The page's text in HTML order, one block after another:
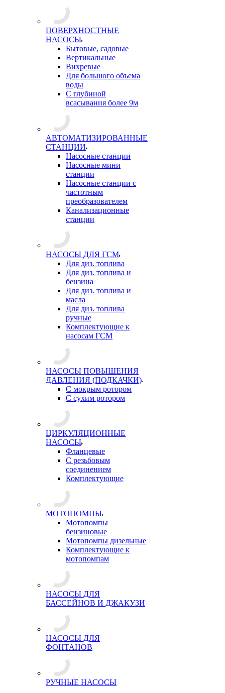
ПОВЕРХНОСТНЫЕ
НАСОСЫ
Бытовые, садовые
Вертикальные
Вихревые
Для большого объема
воды
С глубиной
всасывания более 9м
АВТОМАТИЗИРОВАННЫЕ
СТАНЦИИ
Насосные станции
Насосные мини
станции
Насосные станции с
частотным
преобразователем
Канализационные
станции
НАСОСЫ ДЛЯ ГСМ
Для диз. топлива
Для диз. топлива и
бензина
Для диз. топлива и
масла
Для диз. топлива
ручные
Комплектующие к
насосам ГСМ
НАСОСЫ ПОВЫШЕНИЯ
ДАВЛЕНИЯ (ПОДКАЧКИ)
С мокрым ротором
С сухим ротором
ЦИРКУЛЯЦИОННЫЕ
НАСОСЫ
Фланцевые
С резьбовым
соединением
Комплектующие
МОТОПОМПЫ
Мотопомпы
бензиновые
Мотопомпы дизельные
Комплектующие к
мотопомпам
НАСОСЫ ДЛЯ
БАССЕЙНОВ И ДЖАКУЗИ
НАСОСЫ ДЛЯ
ФОНТАНОВ
РУЧНЫЕ НАСОСЫ